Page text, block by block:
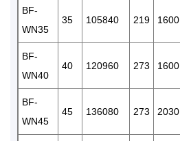
BF-
WN35
35 105840 219 1600
BF-
WN40
40 120960 273 1600
BF-
WN45
45 136080 273 2030